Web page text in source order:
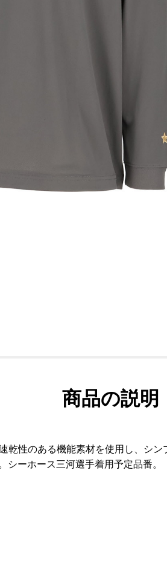
商品の説明
乾性のある機能素材を使用し、シ
ーホース三河選手着用予定品番。